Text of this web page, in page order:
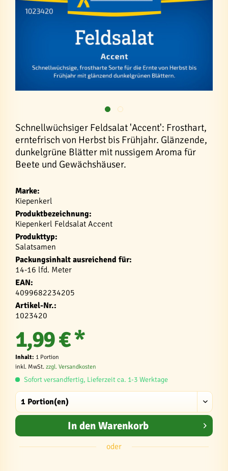
Schnellwüchsiger Feldsalat 'Accent': Frosthart,
erntefrisch von Herbst bis Frühjahr. Glänzende,
dunkelgrüne Blätter mit nussigem Aroma für
Beete und Gewächshäuser.
Marke:
Kiepenkerl
Produktbezeichnung:
Kiepenkerl Feldsalat Accent
Produkttyp:
Salatsamen
Packungsinhalt ausreichend für:
14-16 lfd. Meter
EAN:
4099682234205
Artikel-Nr.:
1023420
1,99 € *
Inhalt: 1 Portion
inkl. MwSt. zzgl. Versandkosten
Sofort versandfertig, Lieferzeit ca. 1-3 Werktage
In den Warenkorb
oder